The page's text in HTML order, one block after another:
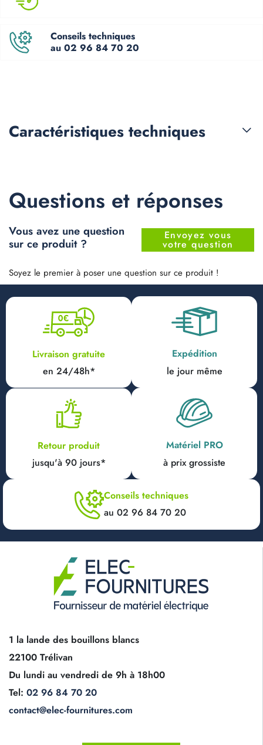
Conseils techniques
au 02 96 84 70 20
Caractéristiques techniques
Questions et réponses
Vous avez une question
sur ce produit ?
Envoyez vous
votre question
Soyez le premier à poser une question sur ce produit !
Livraison gratuite
en 24/48h*
Expédition
le jour même
Retour produit
jusqu'à 90 jours*
Matériel PRO
à prix grossiste
Conseils techniques
au 02 96 84 70 20
1 la lande des bouillons blancs
22100 Trélivan
Du lundi au vendredi de 9h à 18h00
Tel: 02 96 84 70 20
contact@elec-fournitures.com